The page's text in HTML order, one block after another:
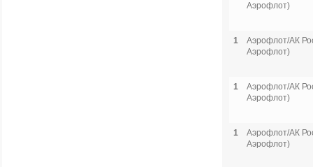
Аэрофлот)
1
Аэрофлот/АК
Аэрофлот)
1
Аэрофлот/АК
Аэрофлот)
1
Аэрофлот/АК
Аэрофлот)